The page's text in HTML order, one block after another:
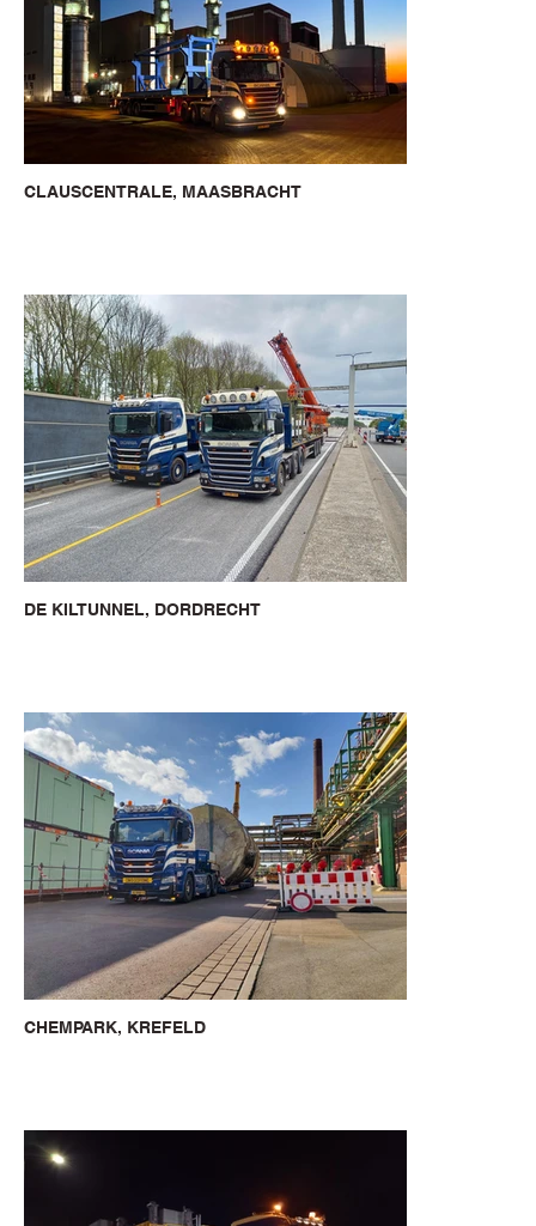
CLAUSCENTRALE, MAASBRACHT
DE KILTUNNEL, DORDRECHT
CHEMPARK, KREFELD